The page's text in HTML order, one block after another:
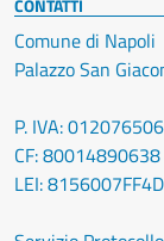
CONTATTI
Comune di Napoli
Palazzo San
P. IVA:
CF: 80014890638
LEI: